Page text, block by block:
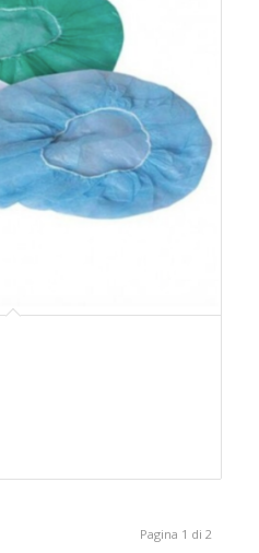
Pagina 1 di 2